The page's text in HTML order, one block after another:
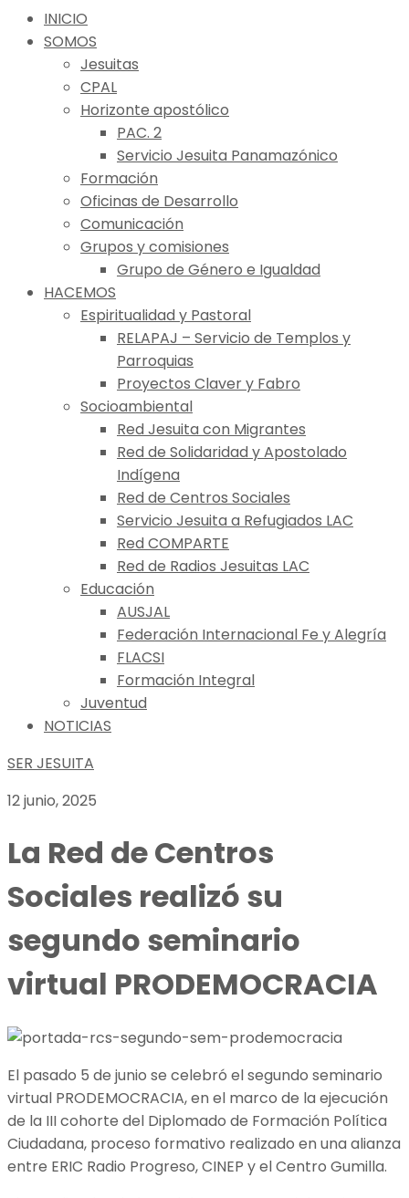
INICIO
SOMOS
Jesuitas
CPAL
Horizonte apostólico
PAC. 2
Servicio Jesuita Panamazónico
Formación
Oficinas de Desarrollo
Comunicación
Grupos y comisiones
Grupo de Género e Igualdad
HACEMOS
Espiritualidad y Pastoral
RELAPAJ – Servicio de Templos y
Parroquias
Proyectos Claver y Fabro
Socioambiental
Red Jesuita con Migrantes
Red de Solidaridad y Apostolado
Indígena
Red de Centros Sociales
Servicio Jesuita a Refugiados LAC
Red COMPARTE
Red de Radios Jesuitas LAC
Educación
AUSJAL
Federación Internacional Fe y Alegría
FLACSI
Formación Integral
Juventud
NOTICIAS
SER JESUITA
12 junio, 2025
La Red de Centros
Sociales realizó su
segundo seminario
virtual PRODEMOCRACIA
El pasado 5 de junio se celebró el segundo seminario
virtual PRODEMOCRACIA, en el marco de la ejecución
de la III cohorte del Diplomado de Formación Política
Ciudadana, proceso formativo realizado en una alianza
entre ERIC Radio Progreso, CINEP y el Centro Gumilla.